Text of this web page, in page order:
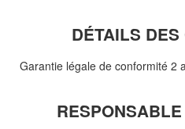
DÉTAILS
Garantie légale de conformité 2